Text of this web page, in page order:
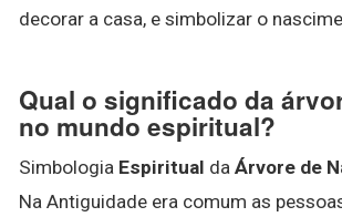
decorar a casa, e simbolizar o
Qual o significado da
no mundo espiritual?
Simbologia Espiritual da Árvore de
Na Antiguidade era comum as